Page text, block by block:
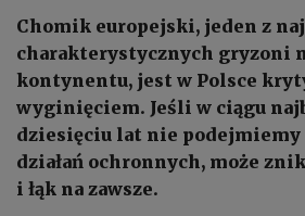
Chomik europejski, jeden z
charakterystycznych gryzoni
kontynentu, jest w Polsce
wyginięciem. Jeśli w ciągu
dziesięciu lat nie podejmiemy
działań ochronnych, może
i łąk na zawsze.